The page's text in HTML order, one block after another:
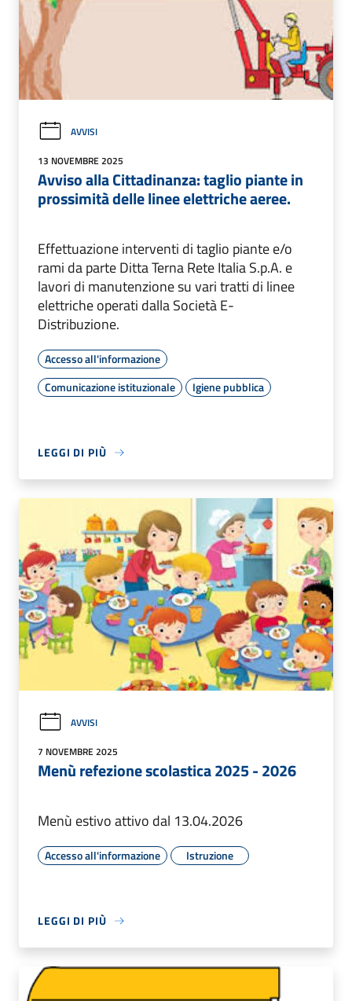
AVVISI
13 NOVEMBRE 2025
Avviso alla Cittadinanza: taglio piante in
prossimità delle linee elettriche aeree.
Effettuazione interventi di taglio piante e/o
rami da parte Ditta Terna Rete Italia S.p.A. e
lavori di manutenzione su vari tratti di linee
elettriche operati dalla Società E-
Distribuzione.
Accesso all'informazione
Comunicazione istituzionale
Igiene pubblica
LEGGI DI PIÙ
AVVISI
7 NOVEMBRE 2025
Menù refezione scolastica 2025 - 2026
Menù estivo attivo dal 13.04.2026
Accesso all'informazione Istruzione
LEGGI DI PIÙ